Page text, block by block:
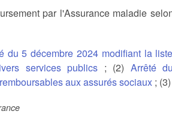
par l'Assurance maladie
du 5 décembre 2024 modifiant la
services publics ; (2) Arrêté
aux assurés sociaux ;